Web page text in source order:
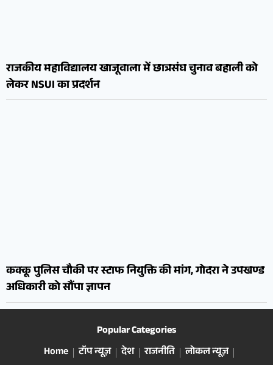
राजकीय महाविद्यालय खाजूवाला में छात्रसंघ चुनाव बहाली को
लेकर NSUI का प्रदर्शन
कक्कू पुलिस चौकी पर स्टाफ नियुक्ति की मांग, गोदरा ने उपखण्ड
अधिकारी को सौंपा ज्ञापन
Popular Categories
Home
टॉप न्यूज़ देश राजनीति
लोकल न्यूज़